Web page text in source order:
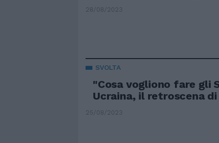
28/08/2023
SVOLTA
"Cosa vogliono fare gli
Ucraina, il retroscena
25/08/2023